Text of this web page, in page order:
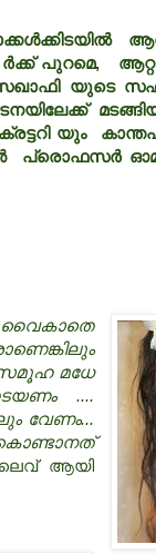
ര്‍ക്ക് പുറമെ,
സഖാഫി യുടെ
യും
പ്രൊഫസര്‍
വൈകാതെ
സമൂഹ മധേ
....
വേണം...
ആയി